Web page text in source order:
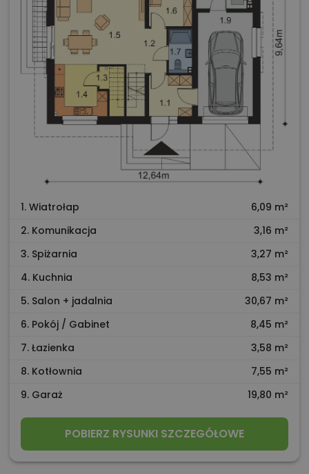
1. Wiatrołap
6,09 m²
2. Komunikacja
3,16 m²
3. Spiżarnia
3,27 m²
4. Kuchnia
8,53 m²
5. Salon + jadalnia
30,67 m²
6. Pokój / Gabinet
8,45 m²
7. Łazienka
3,58 m²
8. Kotłownia
7,55 m²
9. Garaż
19,80 m²
POBIERZ RYSUNKI SZCZEGÓŁOWE